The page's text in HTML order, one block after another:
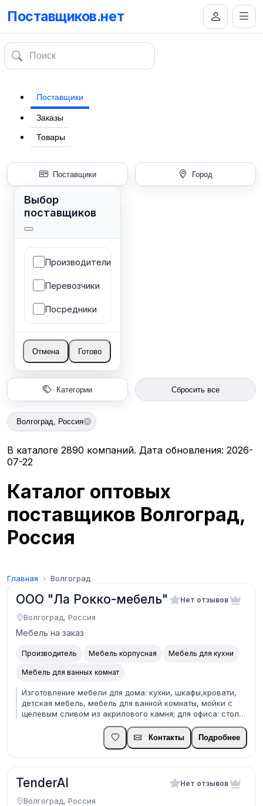
Поставщиков.нет
Поставщики
Заказы
Товары
Поставщики
Выбор
поставщиков
Производители
Перевозчики
Посредники
Отмена Готово
Город
Категории Сбросить все
Волгоград, Россия
В каталоге 2890 компаний. Дата обновления: 2026-
07-22
Каталог оптовых
поставщиков Волгоград,
Россия
Главная Волгоград
ООО "Ла Рокко-мебель"
Волгоград, Россия
Нет отзывов
Мебель на заказ
Производитель Мебель корпусная Мебель для кухни
Мебель для ванных комнат
Изготовление мебели для дома: кухни, шкафы,кровати,
детская мебель, мебель для ванной комнаты, мойки с
щелевым сливом из акрилового камня; для офиса: столы,
шкафы, стойки администратора; кафе: диваны, столы,
кресла, стойка раздача; столешницы из искусственного
камня на заказ по индивидуальным размер...
Контакты Подробнее
TenderAI
Волгоград, Россия
Нет отзывов